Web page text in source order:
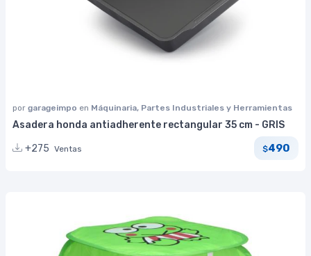
por garageimpo en Máquinaria, Partes Industriales y Herramientas
Asadera honda antiadherente rectangular 35 cm - GRIS
+275 Ventas $490